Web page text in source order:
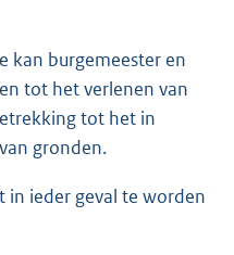
kan burgemeester en
tot het verlenen van
tot het in
gronden.
in ieder geval te worden